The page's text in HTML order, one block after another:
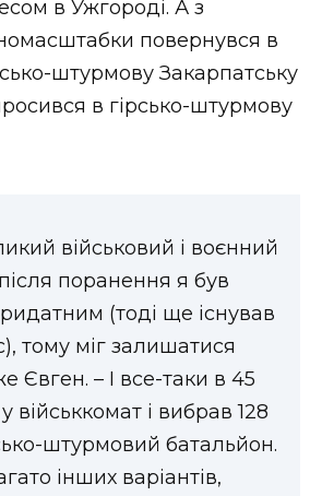
в Ужгороді. А з
повернувся в
штурмову Закарпатську
в гірсько-штурмову
військовий і воєнний
поранення я був
(тоді ще існував
тому міг залишатися
Євген. – І все-таки в 45
військкомат і вибрав 128
штурмовий батальйон.
інших варіантів,